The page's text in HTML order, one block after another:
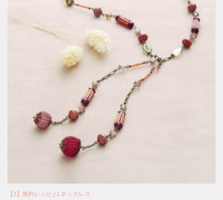
【3】無料レシピ / 1.ネックレス